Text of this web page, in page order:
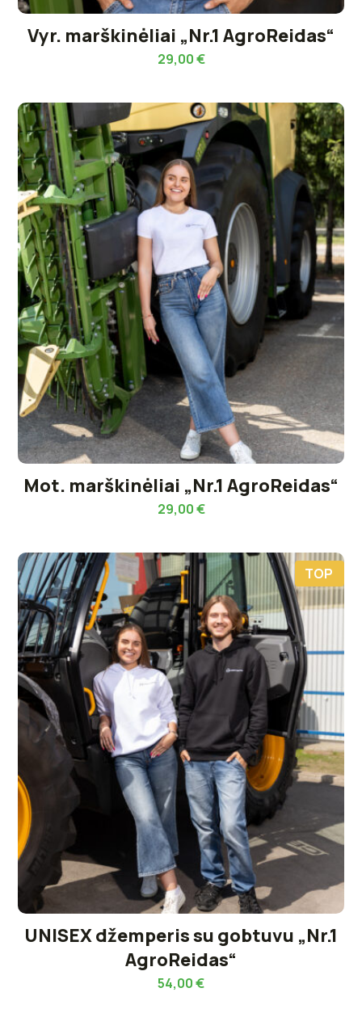
Vyr. marškinėliai „Nr.1 AgroReidas“
29,00€
Mot. marškinėliai „Nr.1 AgroReidas“
29,00€
TOP
UNISEX džemperis su gobtuvu „Nr.1
AgroReidas“
54,00€